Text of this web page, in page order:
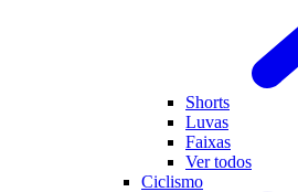
Shorts
Luvas
Faixas
Ver todos
Ciclismo